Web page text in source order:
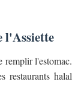
l'Assiette
remplir l'estomac.
restaurants halal